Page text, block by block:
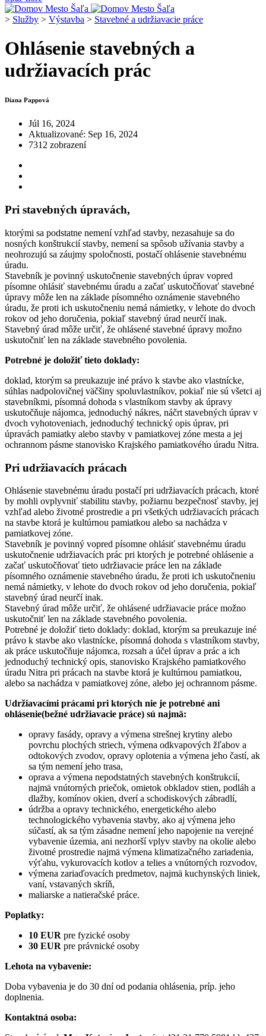
> Služby > Výstavba > Stavebné a udržiavacie práce
Ohlásenie stavebných a
udržiavacích prác
Diana Pappová
Júl 16, 2024
Aktualizované: Sep 16, 2024
7312 zobrazení
Pri stavebných úpravách,
ktorými sa podstatne nemení vzhľad stavby, nezasahuje sa do
nosných konštrukcií stavby, nemení sa spôsob užívania stavby a
neohrozujú sa záujmy spoločnosti, postačí ohlásenie stavebnému
úradu.
Stavebník je povinný uskutočnenie stavebných úprav vopred
písomne ohlásiť stavebnému úradu a začať uskutočňovať stavebné
úpravy môže len na základe písomného oznámenie stavebného
úradu, že proti ich uskutočneniu nemá námietky, v lehote do dvoch
rokov od jeho doručenia, pokiaľ stavebný úrad neurčí inak.
Stavebný úrad môže určiť, že ohlásené stavebné úpravy možno
uskutočniť len na základe stavebného povolenia.
Potrebné je doložiť tieto doklady:
doklad, ktorým sa preukazuje iné právo k stavbe ako vlastnícke,
súhlas nadpolovičnej väčšiny spoluvlastníkov, pokiaľ nie sú všetci aj
stavebníkmi, písomná dohoda s vlastníkom stavby ak úpravy
uskutočňuje nájomca, jednoduchý nákres, náčrt stavebných úprav v
dvoch vyhotoveniach, jednoduchý technický opis úprav, pri
úpravách pamiatky alebo stavby v pamiatkovej zóne mesta a jej
ochrannom pásme stanovisko Krajského pamiatkového úradu Nitra.
Pri udržiavacích prácach
Ohlásenie stavebnému úradu postačí pri udržiavacích prácach, ktoré
by mohli ovplyvniť stabilitu stavby, požiarnu bezpečnosť stavby, jej
vzhľad alebo životné prostredie a pri všetkých udržiavacích prácach
na stavbe ktorá je kultúrnou pamiatkou alebo sa nachádza v
pamiatkovej zóne.
Stavebník je povinný vopred písomne ohlásiť stavebnému úradu
uskutočnenie udržiavacích prác pri ktorých je potrebné ohlásenie a
začať uskutočňovať tieto udržiavacie práce len na základe
písomného oznámenie stavebného úradu, že proti ich uskutočneniu
nemá námietky, v lehote do dvoch rokov od jeho doručenia, pokiaľ
stavebný úrad neurčí inak.
Stavebný úrad môže určiť, že ohlásené udržiavacie práce možno
uskutočniť len na základe stavebného povolenia.
Potrebné je doložiť tieto doklady: doklad, ktorým sa preukazuje iné
právo k stavbe ako vlastnícke, písomná dohoda s vlastníkom stavby,
ak práce uskutočňuje nájomca, rozsah a účel úprav a prác a ich
jednoduchý technický opis, stanovisko Krajského pamiatkového
úradu Nitra pri prácach na stavbe ktorá je kultúrnou pamiatkou,
alebo sa nachádza v pamiatkovej zóne, alebo jej ochrannom pásme.
Udržiavacími prácami pri ktorých nie je potrebné ani
ohlásenie(bežné udržiavacie práce) sú najmä:
opravy fasády, opravy a výmena strešnej krytiny alebo
povrchu plochých striech, výmena odkvapových žľabov a
odtokových zvodov, opravy oplotenia a výmena jeho častí, ak
sa tým nemení jeho trasa,
oprava a výmena nepodstatných stavebných konštrukcií,
najmä vnútorných priečok, omietok obkladov stien, podláh a
dlažby, komínov okien, dverí a schodiskových zábradlí,
údržba a opravy technického, energetického alebo
technologického vybavenia stavby, ako aj výmena jeho
súčastí, ak sa tým zásadne nemení jeho napojenie na verejné
vybavenie územia, ani nezhorší vplyv stavby na okolie alebo
životné prostredie najmä výmena klimatizačného zariadenia,
výťahu, vykurovacích kotlov a telies a vnútorných rozvodov,
výmena zariaďovacích predmetov, najmä kuchynských liniek,
vaní, vstavaných skríň,
maliarske a natieračské práce.
Poplatky:
10 EUR pre fyzické osoby
30 EUR pre právnické osoby
Lehota na vybavenie:
Doba vybavenia je do 30 dní od podania ohlásenia, príp. jeho
doplnenia.
Kontaktná osoba: